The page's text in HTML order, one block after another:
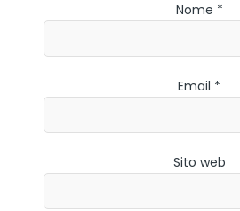
Nome *
Email *
Sito web